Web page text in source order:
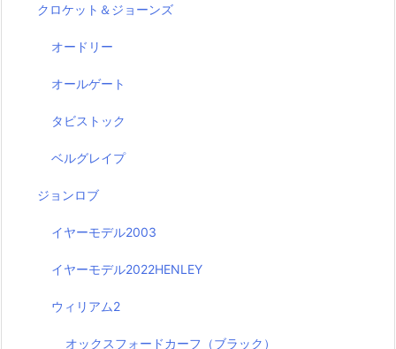
クロケット＆ジョーンズ
オードリー
オールゲート
タビストック
ベルグレイプ
ジョンロブ
イヤーモデル2003
イヤーモデル2022HENLEY
ウィリアム2
オックスフォードカーフ（ブラック）